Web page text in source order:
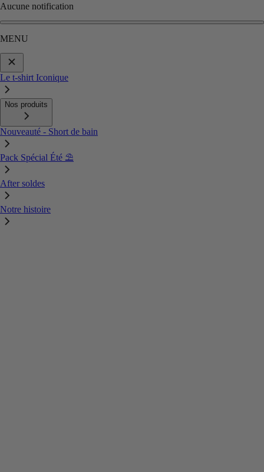
Aucune notification
MENU
Le t-shirt Iconique
Nos produits
Nouveauté - Short de bain
Pack Spécial Été ⛱️
After soldes
Notre histoire